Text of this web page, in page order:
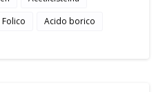
Acido borico